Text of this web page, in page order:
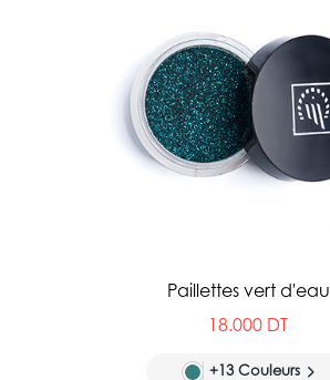
Paillettes vert d'eau
18.000 DT
+13 Couleurs